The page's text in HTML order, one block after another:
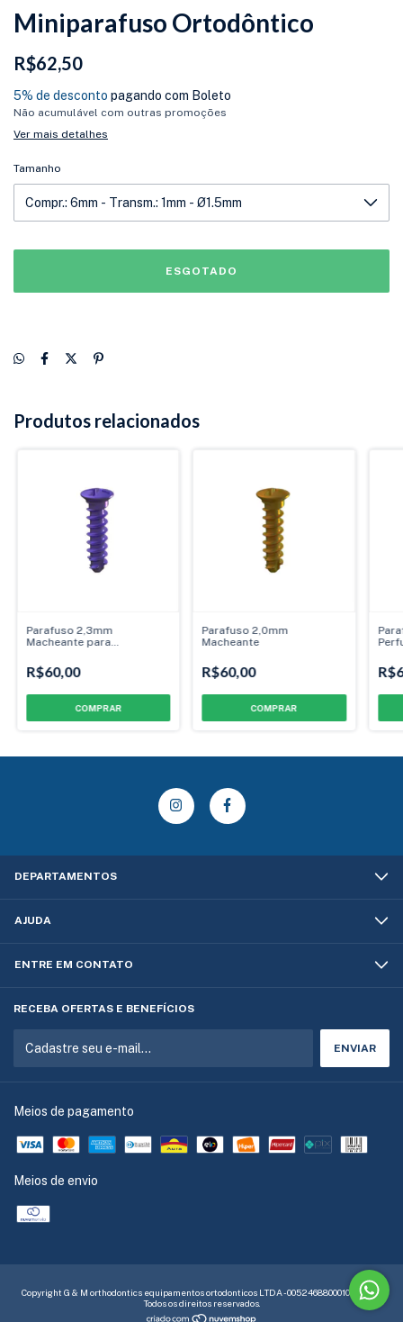
Miniparafuso Ortodôntico
R$62,50
5% de desconto pagando com Boleto
Não acumulável com outras promoções
Ver mais detalhes
Tamanho
Produtos relacionados
Parafuso 2,3mm
Macheante para
R$60,00
COMPRAR
Parafuso 2,0mm
Macheante
R$60,00
COMPRAR
DEPARTAMENTOS
AJUDA
ENTRE EM CONTATO
RECEBA OFERTAS E BENEFÍCIOS
Meios de pagamento
Meios de envio
Copyright G & M orthodontics equipamentos ortodonticos LTDA - 00524688000109 - 2026.
Todos os direitos reservados.